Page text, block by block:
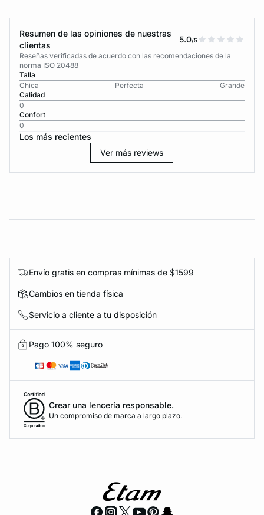
Resumen de las opiniones de nuestras
clientas
5.0/5
Reseñas verificadas de acuerdo con las recomendaciones de la
norma ISO 20488
Talla
Chica
Perfecta
Grande
Calidad
0
Confort
0
Los más recientes
Ver más reviews
Envío gratis en compras mínimas de $1599
Cambios en tienda física
Servicio a cliente a tu disposición
Pago 100% seguro
Crear una lencería responsable.
Un compromiso de marca a largo plazo.